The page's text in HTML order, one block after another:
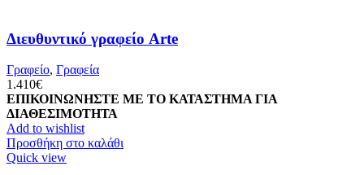
Διευθυντικό γραφείο Arte
Γραφείο, Γραφεία
1.410€
ΕΠΙΚΟΙΝΩΝΗΣΤΕ ΜΕ ΤΟ ΚΑΤΑΣΤΗΜΑ ΓΙΑ
ΔΙΑΘΕΣΙΜΟΤΗΤΑ
Add to wishlist
Προσθήκη στο καλάθι
Quick view